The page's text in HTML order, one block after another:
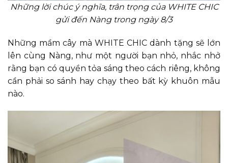
Những lời chúc ý nghĩa, trân trọng của WHITE CHIC
gửi đến Nàng trong ngày 8/3
Những mầm cây mà WHITE CHIC dành tặng sẽ lớn
lên cùng Nàng, như một người bạn nhỏ, nhắc nhở
rằng bạn có quyền tỏa sáng theo cách riêng, không
cần phải so sánh hay chạy theo bất kỳ khuôn mẫu
nào.